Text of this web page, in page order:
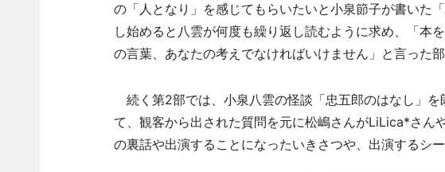
の「人となり」を感じてもらいたいと小泉節子が書いた
し始めると八雲が何度も繰り返し読むように求め、「本
の言葉、あなたの考えでなければいけません」と言った部
続く第2部では、小泉八雲の怪談「忠五郎のはなし」
て、観客から出された質問を元に松嶋さんがLiLica*さん
の裏話や出演することになったいきさつや、出演するシ